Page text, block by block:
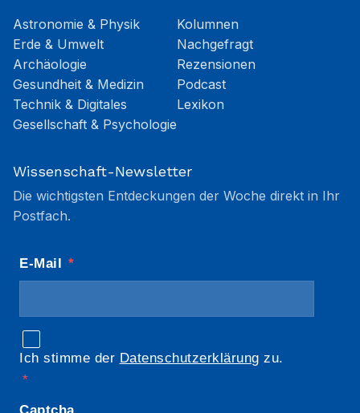
Astronomie & Physik
Erde & Umwelt
Archäologie
Gesundheit & Medizin
Technik & Digitales
Gesellschaft & Psychologie
Kolumnen
Nachgefragt
Rezensionen
Podcast
Lexikon
Wissenschaft-Newsletter
Die wichtigsten Entdeckungen der Woche direkt in Ihr
Postfach.